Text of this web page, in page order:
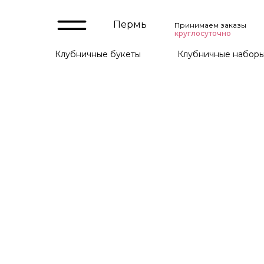
Клубничные букеты Клубничные
Принимаем заказы
круглосуточно
Пермь